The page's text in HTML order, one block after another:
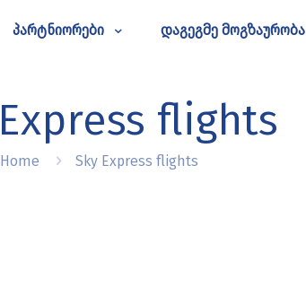
პარტნიორები დაგეგმე მოგზაურობა
flights
Home Sky Express flights